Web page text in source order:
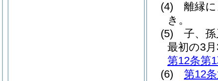
(4)
離縁
き。
(5)
子、
最初の3
第12条第
(6)
第12